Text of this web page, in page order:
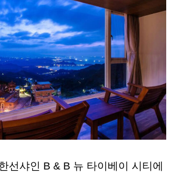
선샤인 B & B 뉴 타이베이 시티에